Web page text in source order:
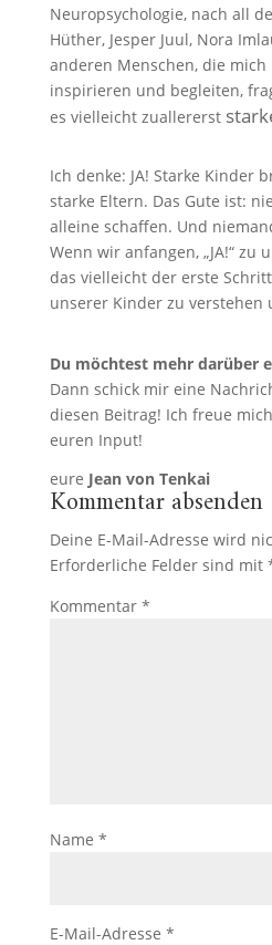
Neuropsychologie, nach all
Hüther, Jesper Juul, Nora
anderen Menschen, die
inspirieren und begleiten,
es vielleicht zuallererst
Ich denke: JA! Starke Kinder
starke Eltern. Das Gute ist:
alleine schaffen. Und
Wenn wir anfangen, „JA!“ zu
das vielleicht der erste
unserer Kinder zu verstehen
Du möchtest mehr darüber
Dann schick mir eine
diesen Beitrag! Ich freue
euren Input!
eure Jean von Tenkai
Kommentar absenden
Deine E-Mail-Adresse wird
Erforderliche Felder sind mit
Kommentar *
Name *
E-Mail-Adresse *